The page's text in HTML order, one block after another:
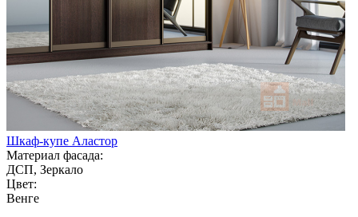
Шкаф-купе Аластор
Материал фасада:
ДСП, Зеркало
Цвет:
Венге